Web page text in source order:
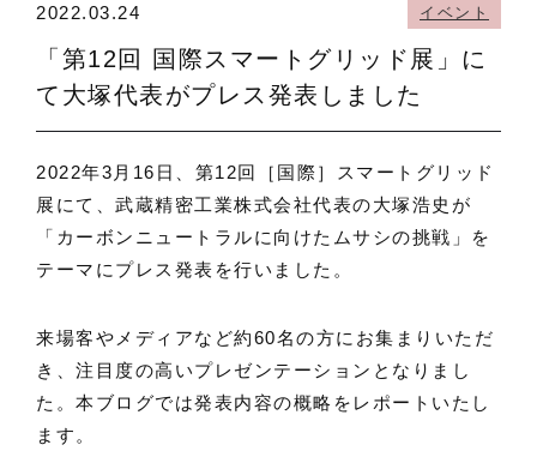
2022.03.24 イベント
「第12回 国際スマートグリッド展」に
て大塚代表がプレス発表しました
2022年3月16日、第12回［国際］スマートグリッド
展にて、武蔵精密工業株式会社代表の大塚浩史が
「カーボンニュートラルに向けたムサシの挑戦」を
テーマにプレス発表を行いました。
来場客やメディアなど約60名の方にお集まりいただ
き、注目度の高いプレゼンテーションとなりまし
た。本ブログでは発表内容の概略をレポートいたし
ます。